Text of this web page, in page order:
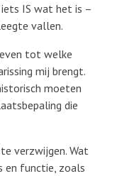
IS wat het is –
vallen.
tot welke
mij brengt.
moeten
die
verzwijgen. Wat
en functie, zoals